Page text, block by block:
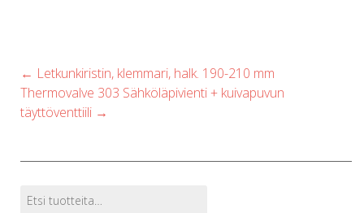
Post
navigation
← Letkunkiristin, klemmari, halk. 190-210 mm
Thermovalve 303 Sähköläpivienti + kuivapuvun
täyttöventtiili →
Tuotehaku
Etsi: